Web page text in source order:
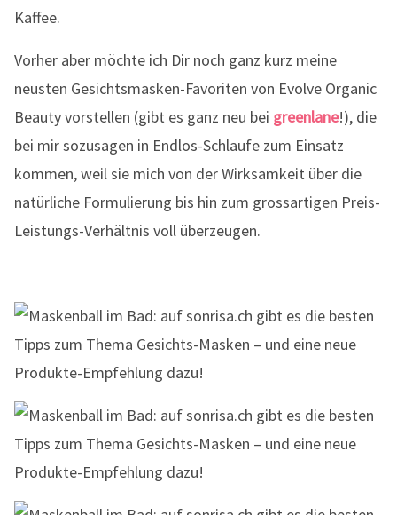
Kaffee.
Vorher aber möchte ich Dir noch ganz kurz meine
neusten Gesichtsmasken-Favoriten von Evolve Organic
Beauty vorstellen (gibt es ganz neu bei greenlane!), die
bei mir sozusagen in Endlos-Schlaufe zum Einsatz
kommen, weil sie mich von der Wirksamkeit über die
natürliche Formulierung bis hin zum grossartigen Preis-
Leistungs-Verhältnis voll überzeugen.